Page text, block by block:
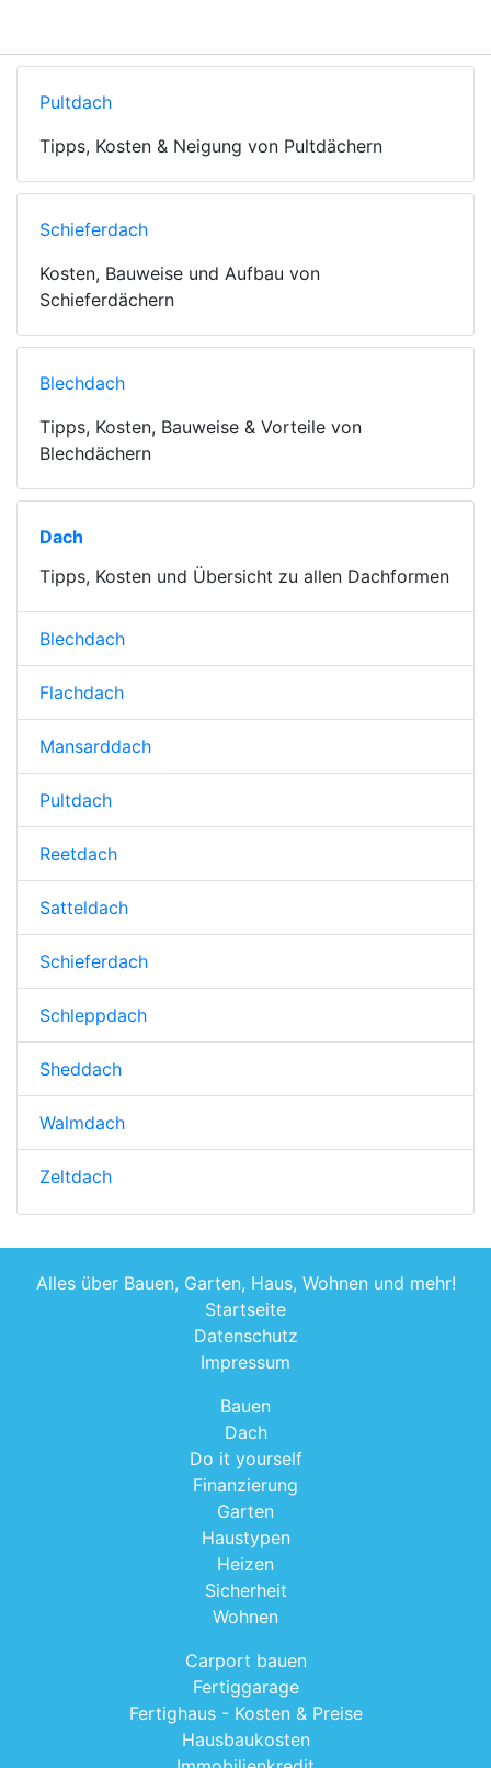
Pultdach
Tipps, Kosten & Neigung von Pultdächern
Schieferdach
Kosten, Bauweise und Aufbau von
Schieferdächern
Blechdach
Tipps, Kosten, Bauweise & Vorteile von
Blechdächern
Dach
Tipps, Kosten und Übersicht zu allen Dachformen
Blechdach
Flachdach
Mansarddach
Pultdach
Reetdach
Satteldach
Schieferdach
Schleppdach
Sheddach
Walmdach
Zeltdach
Alles über Bauen, Garten, Haus, Wohnen und mehr!
Startseite
Datenschutz
Impressum
Bauen
Dach
Do it yourself
Finanzierung
Garten
Haustypen
Heizen
Sicherheit
Wohnen
Carport bauen
Fertiggarage
Fertighaus - Kosten & Preise
Hausbaukosten